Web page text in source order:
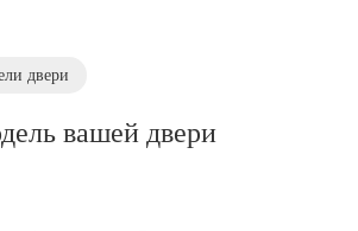
двери
вашей двери